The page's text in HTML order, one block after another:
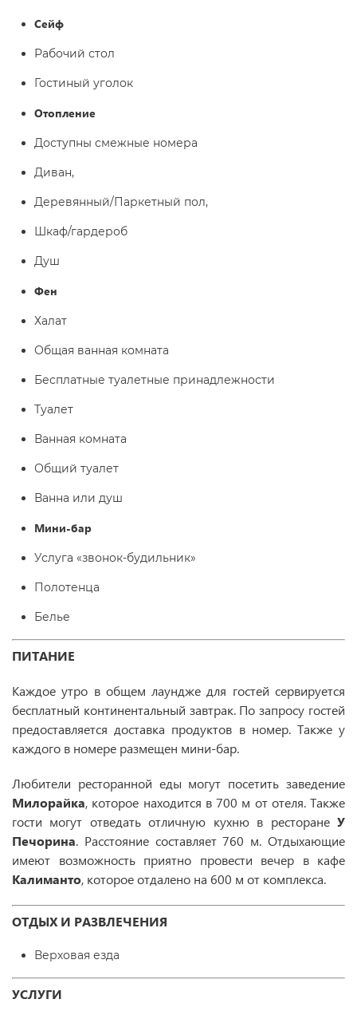
Сейф
Рабочий стол
Гостиный уголок
Отопление
Доступны смежные номера
Диван,
Деревянный/Паркетный пол,
Шкаф/гардероб
Душ
Фен
Халат
Общая ванная комната
Бесплатные туалетные принадлежности
Туалет
Ванная комната
Общий туалет
Ванна или душ
Мини-бар
Услуга «звонок-будильник»
Полотенца
Белье
ПИТАНИЕ
Каждое утро в общем лаундже для гостей сервируется
бесплатный континентальный завтрак. По запросу гостей
предоставляется доставка продуктов в номер. Также у
каждого в номере размещен мини-бар.
Любители ресторанной еды могут посетить заведение
Милорайка, которое находится в 700 м от отеля. Также
гости могут отведать отличную кухню в ресторане У
Печорина. Расстояние составляет 760 м. Отдыхающие
имеют возможность приятно провести вечер в кафе
Калиманто, которое отдалено на 600 м от комплекса.
ОТДЫХ И РАЗВЛЕЧЕНИЯ
Верховая езда
УСЛУГИ